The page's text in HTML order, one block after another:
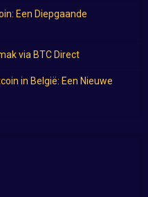
Een Diepgaande
via BTC Direct
in België: Een Nieuwe